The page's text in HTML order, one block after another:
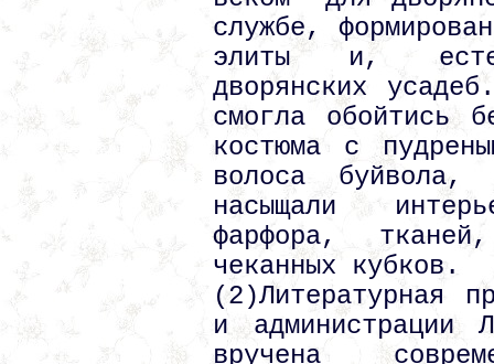
службе,
элиты и,
дворянских
смогла обойтись
костюма с
волоса буйвола,
насыщали
фарфора,
чеканных кубков.
(2)Литературная
и администрации
вручена